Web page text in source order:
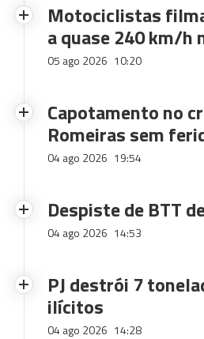
Motociclistas
a quase 240 km/h
05 ago 2026 10:20
Capotamento no
Romeiras sem
04 ago 2026 19:54
Despiste de BTT
04 ago 2026 14:53
PJ destrói 7
ilícitos
04 ago 2026 14:28